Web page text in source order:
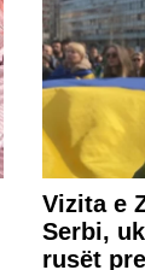
Vizita e
Serbi,
rusët